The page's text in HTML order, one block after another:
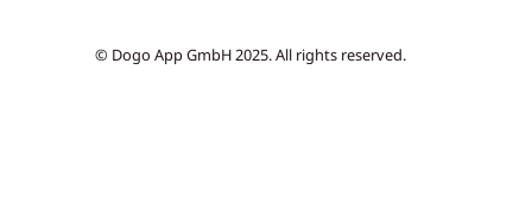
© Dogo App GmbH 2025. All rights reserved.